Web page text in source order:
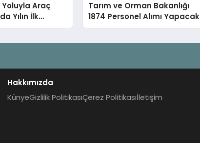
Yoluyla Araç
Yılın İlk
Sürdürdü
Tarım ve Orman Bakanlığı
1874 Personel Alımı Yapacak
Başvurular Başladı
Hakkımızda
KünyeGizlilik PolitikasıÇerez Politikasıİletişim